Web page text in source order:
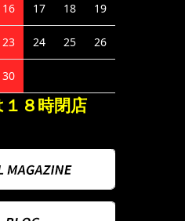
16 17 18 19
23 24 25 26
30
８時閉店